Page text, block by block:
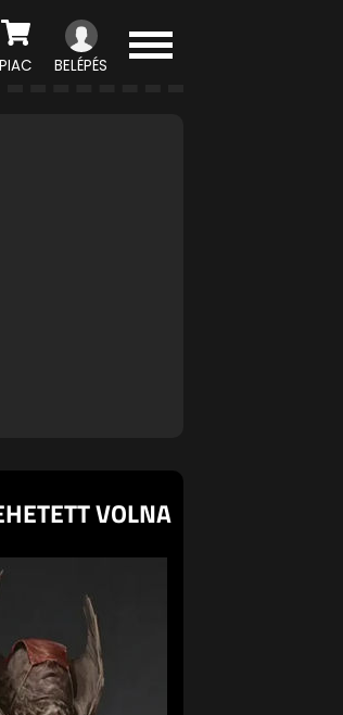
PIAC BELÉPÉS
VOLNA